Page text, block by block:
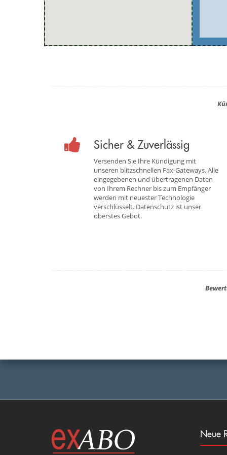
Sicher & Zuverlässig
Versenden Sie Ihre Kündigung mit
unseren blitzschnellen Fax-Gateways. Alle
eingegebenen und übertragenen Daten
von Ihrem Rechner bis zum Empfänger
werden mit neuester Technologie
verschlüsselt. Datenschutz ist unser
oberstes Gebot.
Neue